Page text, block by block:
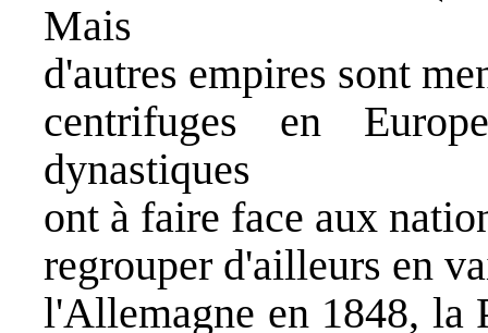
Mais
d'autres empires sont
centrifuges en
dynastiques
ont à faire face aux
regrouper d'ailleurs en
l'Allemagne en 1848, la